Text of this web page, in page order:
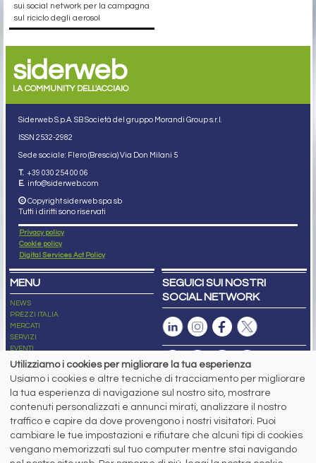
sui social network per la campagna
sul riciclo degli aerosol
siderweb
LA COMMUNITY DELL'ACCIAIO
Siderweb S.p.A. SB Società del gruppo Morandi Group s.r.l.
ISSN 2532-2982
Sede sociale: Flero (Brescia) Via Don Milani 5
T. +39 030 254 00 06
E. info@siderweb.com
Copyright siderweb spa sb
Tutti i diritti sono riservati
Privacy policy
Cookie policy
Digital Services Act Policy
MENU
NEWS
PREZZI ITALIA
MERCATI
SERVIZI
EVENTI
ABBONAMENTI
NEWSLETTER
SEGUICI SUI NOSTRI
SOCIAL NETWORK
Capitale Sociale: 190.000€ interamente versato
Registro delle Imprese di Brescia
Codice Fiscale e Partita I.V.A.:IT03562320170
R.E.A. n. 419331
www.siderweb.com: Autorizzazione del Tribunale di Brescia n. 11/2004 del 17
Utilizziamo i cookies per migliorare la tua esperienza
Usiamo i cookies e altre tecniche di tracciamento per migliorare
la tua esperienza di navigazione sul nostro sito, mostrare
contenuti personalizzati e annunci mirati, analizzare il nostro
traffico e capire da dove provengono i nostri visitatori. Puoi
cambiare le tue impostazioni e rifiutare che alcuni tipi di cookies
vengano memorizzati sul tuo computer mentre stai navigando